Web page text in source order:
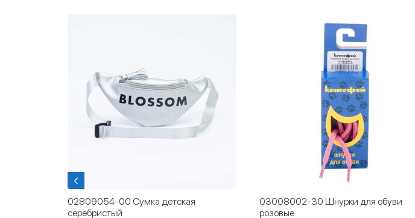
02809054-00 Cумка детская
серебристый
03008002-30 Шнурки для обуви
розовые